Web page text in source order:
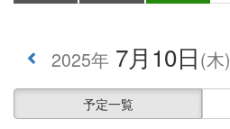
2025年 7月10日(木)
予定一覧